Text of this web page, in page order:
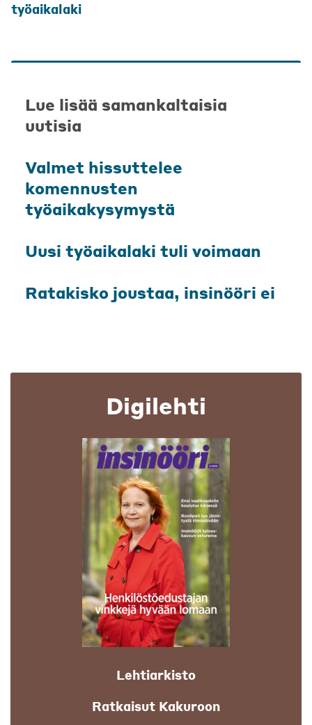
työaikalaki
Lue lisää samankaltaisia
uutisia
Valmet hissuttelee
komennusten
työaikakysymystä
Uusi työaikalaki tuli voimaan
Ratakisko joustaa, insinööri ei
Digilehti
Lehtiarkisto
Ratkaisut Kakuroon